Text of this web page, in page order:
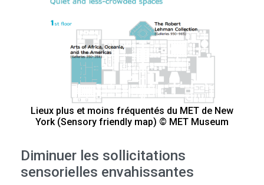
Lieux plus et moins fréquentés du MET de New
York (Sensory friendly map) © MET Museum
Diminuer les sollicitations
sensorielles envahissantes